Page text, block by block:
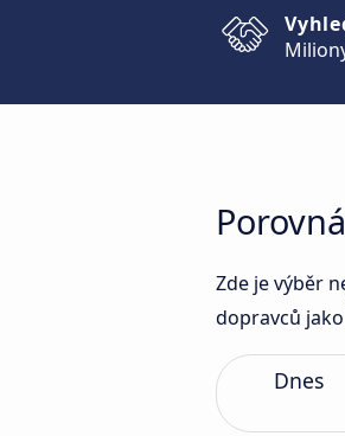
Zde je výběr
dopravců
Dnes